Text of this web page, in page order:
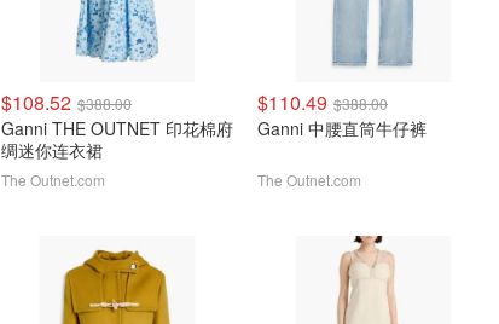
$108.52 $388.00
Ganni THE OUTNET 印花棉府
绸迷你连衣裙
The Outnet.com
$110.49 $388.00
Ganni 中腰直筒牛仔裤
The Outnet.com